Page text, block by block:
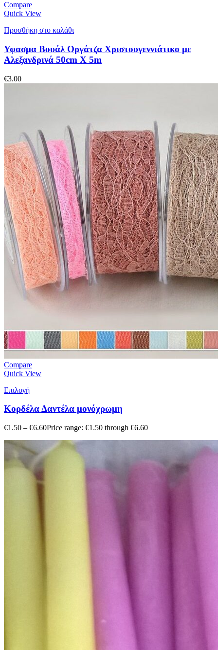
Compare
Quick View
Προσθήκη στο καλάθι
Υφασμα Βουάλ Οργάτζα Χριστουγεννιάτικο με
Αλεξανδρινά 50cm X 5m
€3.00
Compare
Quick View
Επιλογή
Κορδέλα Δαντέλα μονόχρωμη
€1.50 – €6.60Price range: €1.50 through €6.60